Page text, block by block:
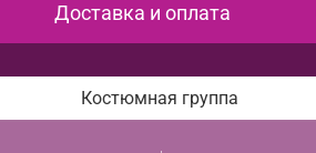
Доставка и оплата
Костюмная группа